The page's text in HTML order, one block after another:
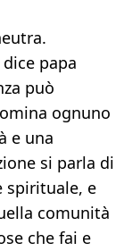
papa
può
ognuno
e una
si parla di
spirituale, e
comunità
che fai e